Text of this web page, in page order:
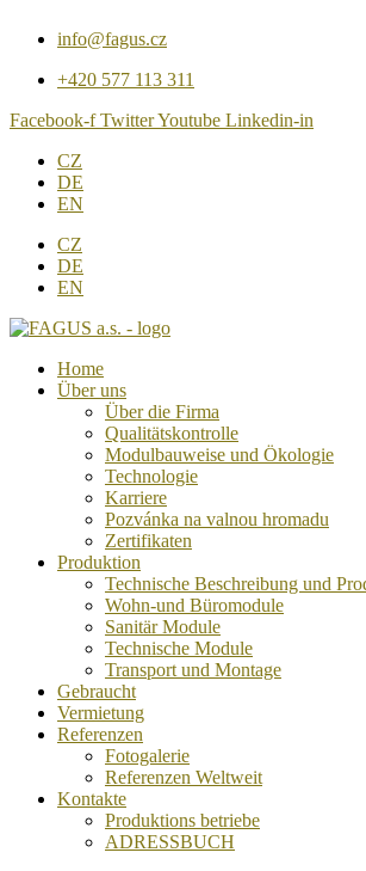
zum
wechseln
info@fagus.cz
+420 577 113 311
Facebook-f TwitterYoutube Linkedin-in
CZ
DE
EN
CZ
DE
EN
Home
Über uns
Über die Firma
Qualitätskontrolle
Modulbauweise und Ökologie
Technologie
Karriere
Pozvánka na valnou hromadu
Zertifikaten
Produktion
Technische Beschreibung und
Wohn-und Büromodule
Sanitär Module
Technische Module
Transport und Montage
Gebraucht
Vermietung
Referenzen
Fotogalerie
Referenzen Weltweit
Kontakte
Produktions betriebe
ADRESSBUCH